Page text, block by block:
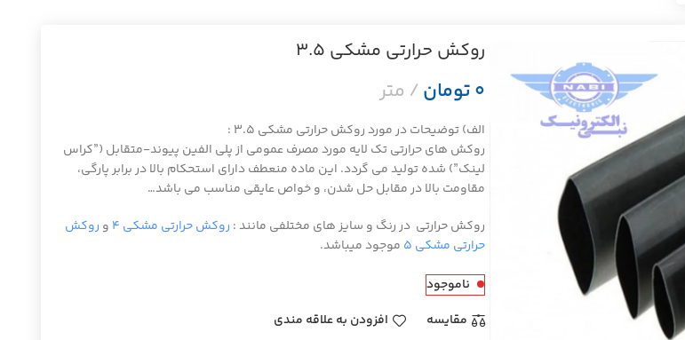
روکش حرارتی مشکی ۳.۵
تومان
الف) توضیحات در مورد روکش حرارتی مشکی ۳.۵ :
روکش های حرارتی تک لایه مورد مصرف عمومی از پلی الفین پیوند-متقابل (”کراس
لینک”) شده تولید می گردد. این ماده منعطف دارای استحکام بالا در برابر پارگی،
مقاومت بالا در مقابل حل شدن، و خواص عایقی مناسب می باشد…
روکش حرارتی در رنگ و سایز های مختلفی مانند : روکش حرارتی مشکی ۴ و روکش
حرارتی مشکی ۵
موجود میباشد.
ناموجود
مقايسه
افزودن به علاقه مندی